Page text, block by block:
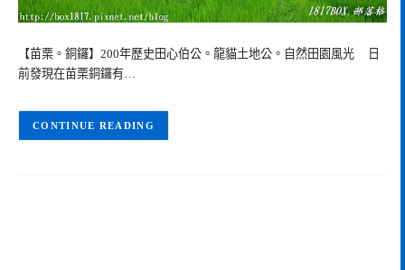
【苗栗。銅鑼】200年歷史田心伯公。龍貓土地公。自然田園風光 日
前發現在苗栗銅鑼有…
CONTINUE READING